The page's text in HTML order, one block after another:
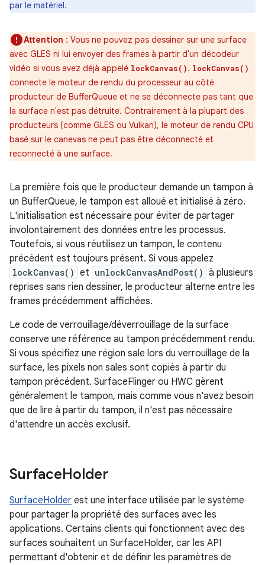
par le matériel.
Attention : Vous ne pouvez pas dessiner sur une surface
avec GLES ni lui envoyer des frames à partir d'un décodeur
vidéo si vous avez déjà appelé lockCanvas(). lockCanvas()
connecte le moteur de rendu du processeur au côté
producteur de BufferQueue et ne se déconnecte pas tant que
la surface n'est pas détruite. Contrairement à la plupart des
producteurs (comme GLES ou Vulkan), le moteur de rendu CPU
basé sur le canevas ne peut pas être déconnecté et
reconnecté à une surface.
La première fois que le producteur demande un tampon à
un BufferQueue, le tampon est alloué et initialisé à zéro.
L'initialisation est nécessaire pour éviter de partager
involontairement des données entre les processus.
Toutefois, si vous réutilisez un tampon, le contenu
précédent est toujours présent. Si vous appelez
lockCanvas() et unlockCanvasAndPost() à plusieurs
reprises sans rien dessiner, le producteur alterne entre les
frames précédemment affichées.
Le code de verrouillage/déverrouillage de la surface
conserve une référence au tampon précédemment rendu.
Si vous spécifiez une région sale lors du verrouillage de la
surface, les pixels non sales sont copiés à partir du
tampon précédent. SurfaceFlinger ou HWC gèrent
généralement le tampon, mais comme vous n'avez besoin
que de lire à partir du tampon, il n'est pas nécessaire
d'attendre un accès exclusif.
SurfaceHolder
SurfaceHolder est une interface utilisée par le système
pour partager la propriété des surfaces avec les
applications. Certains clients qui fonctionnent avec des
surfaces souhaitent un SurfaceHolder, car les API
permettant d'obtenir et de définir les paramètres de